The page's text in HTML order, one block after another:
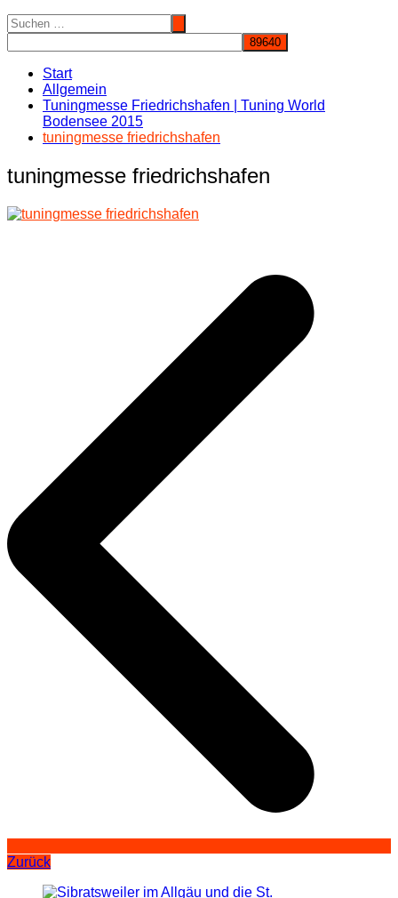
Start
Allgemein
Tuningmesse Friedrichshafen | Tuning World
Bodensee 2015
tuningmesse friedrichshafen
tuningmesse friedrichshafen
Zurück